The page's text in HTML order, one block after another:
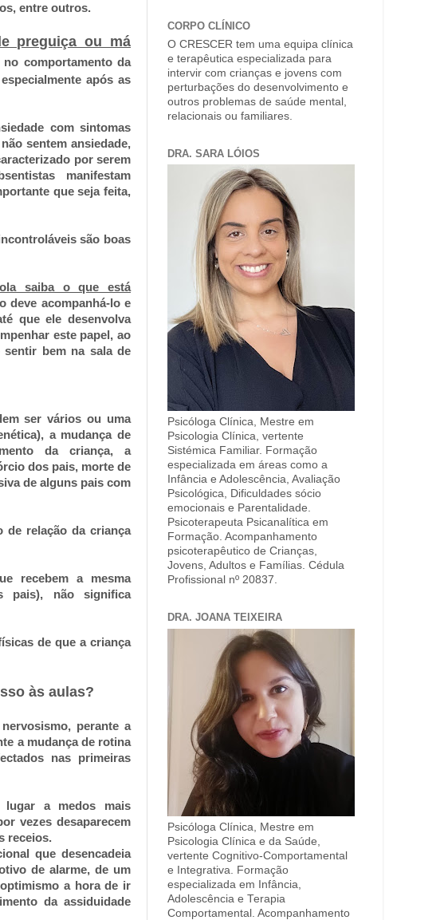
entre outros.
preguiça ou má
comportamento da
após as
com sintomas
sentem ansiedade,
por serem
manifestam
que seja feita,
são boas
saiba o que está
deve acompanhá-lo e
que ele desenvolva
este papel, ao
bem na sala de
ser vários ou uma
a mudança de
da criança, a
dos pais, morte de
de alguns pais com
de relação da criança
recebem a mesma
pais), não significa
de que a criança
às aulas?
perante a
a mudança de rotina
nas primeiras
lugar a medos mais
vezes desaparecem
receios.
que desencadeia
de alarme, de um
a hora de ir
da assiduidade
CORPO CLÍNICO
O CRESCER tem uma equipa clínica
e terapêutica especializada para
intervir com crianças e jovens com
perturbações do desenvolvimento e
outros problemas de saúde mental,
relacionais ou familiares.
DRA. SARA LÓIOS
Psicóloga Clínica, Mestre em
Psicologia Clínica, vertente
Sistémica Familiar. Formação
especializada em áreas como a
Infância e Adolescência, Avaliação
Psicológica, Dificuldades sócio
emocionais e Parentalidade.
Psicoterapeuta Psicanalítica em
Formação. Acompanhamento
psicoterapêutico de Crianças,
Jovens, Adultos e Famílias. Cédula
Profissional nº 20837.
DRA. JOANA TEIXEIRA
Psicóloga Clínica, Mestre em
Psicologia Clínica e da Saúde,
vertente Cognitivo-Comportamental
e Integrativa. Formação
especializada em Infância,
Adolescência e Terapia
Comportamental. Acompanhamento